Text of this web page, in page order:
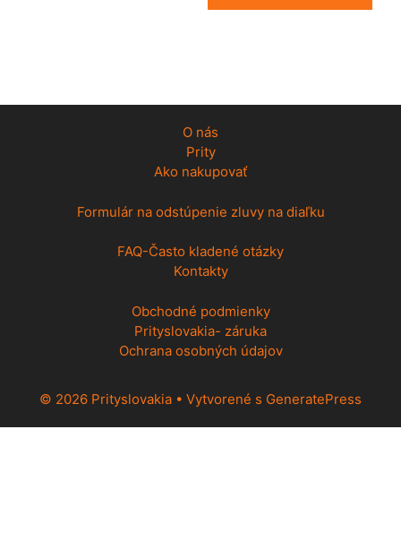
O nás
Prity
Ako nakupovať
Formulár na odstúpenie zluvy na diaľku
FAQ-Často kladené otázky
Kontakty
Obchodné podmienky
Prityslovakia- záruka
Ochrana osobných údajov
© 2026 Prityslovakia • Vytvorené s GeneratePress